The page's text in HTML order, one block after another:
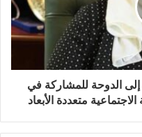
إلى الدوحة للمشاركة في
متعددة الأبعاد